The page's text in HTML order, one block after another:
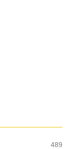
489